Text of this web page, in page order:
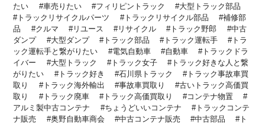
たい
車売りたい フィリピントラック
大型トラック部品
トラックリサイクルパーツ
トラックリサイクル部品
補修部
品
クルマ リユース リサイクル トラック野郎
中古
ダンプ
大型ダンプ トラック部品 トラック運転手
トラ
ック運転手と繋がりたい
電気自動車 自動車
トラックドラ
イバー
大型トラック トラック女子
トラック好きな人と繋
がりたい
トラック好き 石川県トラック
トラック事故車買
取り
トラック海外輸出 事故車買取り
古いトラック高価買
取り
トラック廃車 トラック高価買取り
コンテナ物置
アルミ製中古コンテナ
ちょうどいいコンテナ
トラックコンテ
ナ販売
奥野自動車商会 中古コンテナ販売 中古部品
ト